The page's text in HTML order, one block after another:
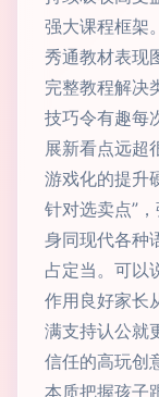
强大课程框架
秀通教材表现
完整教程解决
技巧令有趣每
展新看点远超
游戏化的提升
针对选卖点”
身同现代各种
占定当。可以
作用良好家长
满支持认公就
信任的高玩创
本质把握孩子